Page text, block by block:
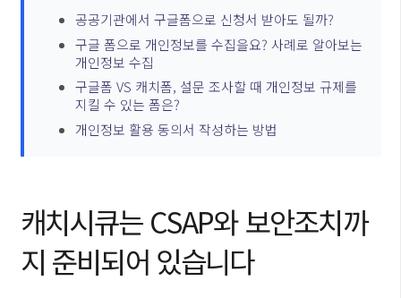
공공기관에서 구글폼으로 신청서 받아도 될까?
구글 폼으로 개인정보를 수집을요? 사례로 알아보는
개인정보 수집
구글폼 VS 캐치폼, 설문 조사할 때 개인정보 규제를
지킬 수 있는 폼은?
개인정보 활용 동의서 작성하는 방법
캐치시큐는 CSAP와 보안조치까
지 준비되어 있습니다